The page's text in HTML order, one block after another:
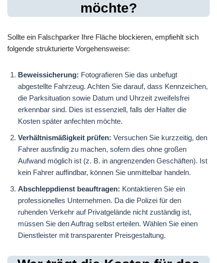
möchte?
Sollte ein Falschparker Ihre Fläche blockieren, empfiehlt sich
folgende strukturierte Vorgehensweise:
Beweissicherung: Fotografieren Sie das unbefugt
abgestellte Fahrzeug. Achten Sie darauf, dass Kennzeichen,
die Parksituation sowie Datum und Uhrzeit zweifelsfrei
erkennbar sind. Dies ist essenziell, falls der Halter die
Kosten später anfechten möchte.
Verhältnismäßigkeit prüfen: Versuchen Sie kurzzeitig, den
Fahrer ausfindig zu machen, sofern dies ohne großen
Aufwand möglich ist (z. B. in angrenzenden Geschäften). Ist
kein Fahrer auffindbar, können Sie unmittelbar handeln.
Abschleppdienst beauftragen: Kontaktieren Sie ein
professionelles Unternehmen. Da die Polizei für den
ruhenden Verkehr auf Privatgelände nicht zuständig ist,
müssen Sie den Auftrag selbst erteilen. Wählen Sie einen
Dienstleister mit transparenter Preisgestaltung.